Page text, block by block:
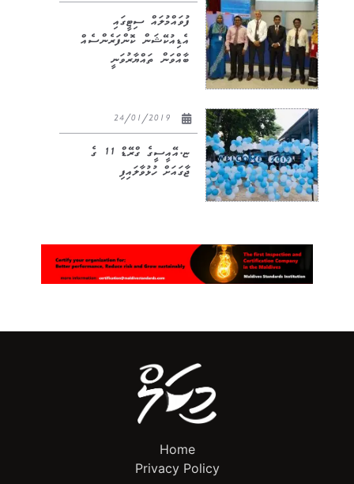
ފުވައްމުލައް ސިޓީގައި
އެޑިއުކޭޝަން ކޮންފަރެންސެއް
ބާއްވަން ތައްޔާރުވަނީ
ޏ.އޭއީސީގެ ގްރޭޑް 11 ގެ
ޖާގައަށް ހުޅުވާލައިފި
Home
Privacy Policy